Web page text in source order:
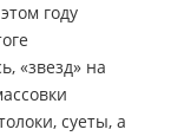
году
«звезд» на
суеты, а